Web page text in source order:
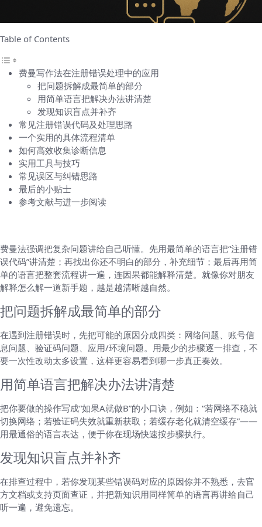
Table of Contents
费曼写作法在注册错误处理中的应用
把问题拆解成最简单的部分
用简单语言把解决办法讲清楚
发现知识盲点并补齐
常见注册错误代码及处理思路
一个实用的具体流程清单
如何高效收集诊断信息
实用工具与技巧
常见误区与纠错思路
最后的小贴士
参考文献与进一步阅读
费曼法强调把复杂问题讲给自己听懂。先用最简单的语言把“注册错
误代码”讲清楚；再找出你还不明白的部分，补充细节；最后再用简
单的语言把整套流程讲一遍，连因果都能解释清楚。就像你对朋友
解释怎么解一道新手题，越是越清晰越自然。
把问题拆解成最简单的部分
在遇到注册错误时，先把可能的原因分成四类：网络问题、账号信
息问题、验证码问题、应用/环境问题。用最少的步骤逐一排查，不
要一次性改动太多设置，这样更容易看到哪一步真正奏效。
用简单语言把解决办法讲清楚
把你要做的操作写成“如果A就做B”的小口诀，例如：“若网络不稳就
切换网络；若验证码失效就重新获取；若缓存老化就清空缓存”——
用最通俗的语言表达，便于你在现场快速按步骤执行。
发现知识盲点并补齐
在排查过程中，若你发现某些错误码对应的原因你并不熟悉，去官
方文档或支持页面查证，并把新知识用同样简单的语言再讲给自己
听一遍，避免遗忘。